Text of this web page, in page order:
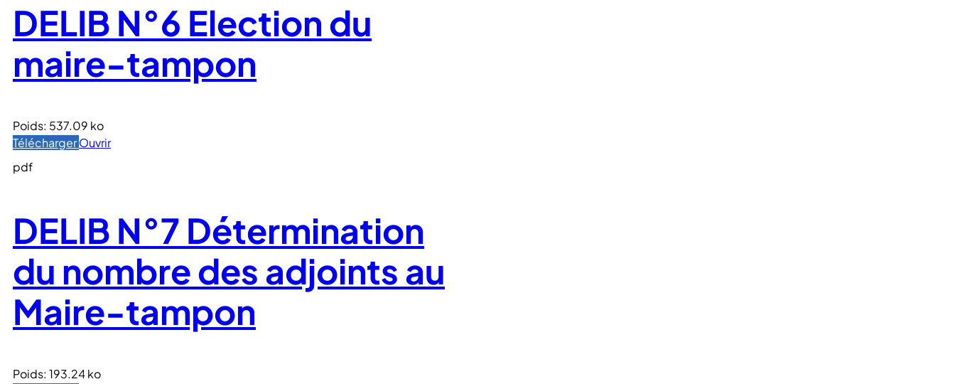
DELIB N°6 Election du
maire-tampon
Poids: 537.09 ko
TéléchargerOuvrir
pdf
DELIB N°7 Détermination
du nombre des adjoints au
Maire-tampon
Poids: 193.24 ko